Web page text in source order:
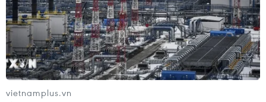
vực Tây Nguyên
10/06/2022 06:26
Diễn đàn nhằm thúc đẩy đổi mới sáng tạo để hỗ trợ sự
phát triển bền vững và cân bằng của ngành nông
nghiệp, chế biến nông sản tại khu vực Tây Nguyên.
vietnamplus.vn